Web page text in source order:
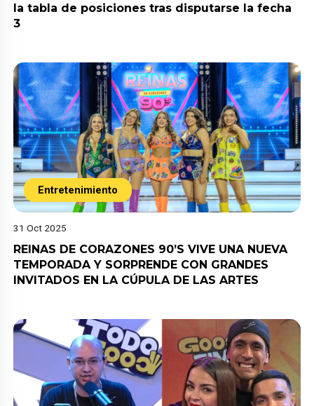
la tabla de posiciones tras disputarse la fecha
3
Entretenimiento
31 Oct 2025
REINAS DE CORAZONES 90’S VIVE UNA NUEVA
TEMPORADA Y SORPRENDE CON GRANDES
INVITADOS EN LA CÚPULA DE LAS ARTES